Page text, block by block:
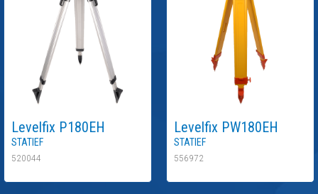
Levelfix P180EH
Statief
520044
Levelfix PW180EH
Statief
556972